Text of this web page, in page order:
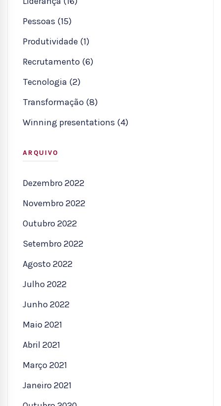
Pessoas (15)
Produtividade (1)
Recrutamento (6)
Tecnologia (2)
Transformação (8)
Winning presentations (4)
ARQUIVO
Dezembro 2022
Novembro 2022
Outubro 2022
Setembro 2022
Agosto 2022
Julho 2022
Junho 2022
Maio 2021
Abril 2021
Março 2021
Janeiro 2021